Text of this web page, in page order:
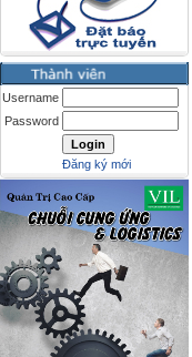
Username
Password
Đăng ký mới